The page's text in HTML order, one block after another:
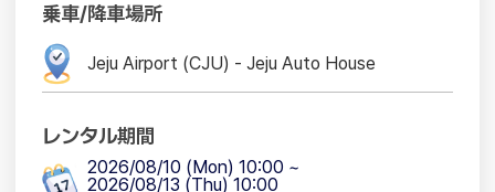
乗車/降車場所
レンタル期間
2026/08/10 (Mon) 10:00 ~
2026/08/13 (Thu)10:00